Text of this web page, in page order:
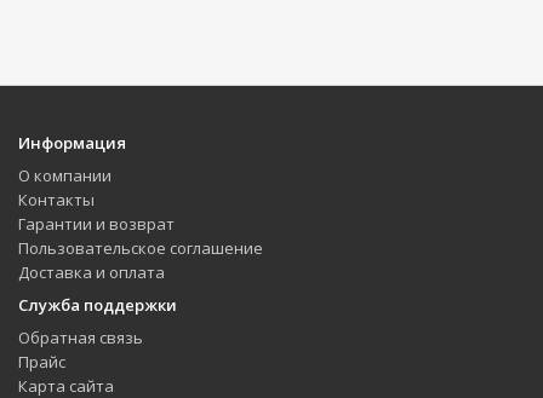
Информация
О компании
Контакты
Гарантии и возврат
Пользовательское соглашение
Доставка и оплата
Служба поддержки
Обратная связь
Прайс
Карта сайта